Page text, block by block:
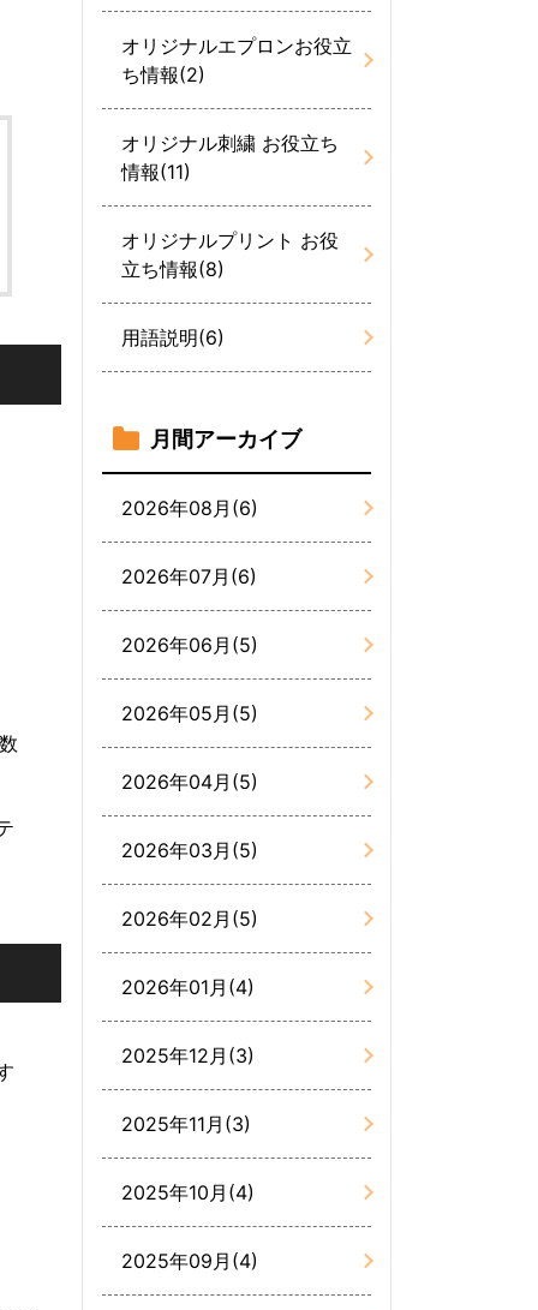
オリジナルエプロンお役立
ち情報(2)
オリジナル刺繍 お役立ち
情報(11)
オリジナルプリント お役
立ち情報(8)
用語説明(6)
月間アーカイブ
2026年08月(6)
2026年07月(6)
2026年06月(5)
2026年05月(5)
2026年04月(5)
2026年03月(5)
2026年02月(5)
2026年01月(4)
2025年12月(3)
2025年11月(3)
2025年10月(4)
2025年09月(4)